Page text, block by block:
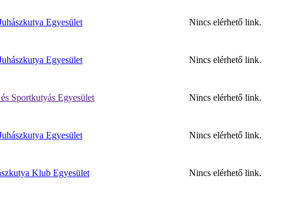
Egyesület Nincs elérhető link.
Egyesület Nincs elérhető link.
Sportkutyás Egyesület Nincs elérhető link.
Egyesület Nincs elérhető link.
Klub Egyesület Nincs elérhető link.